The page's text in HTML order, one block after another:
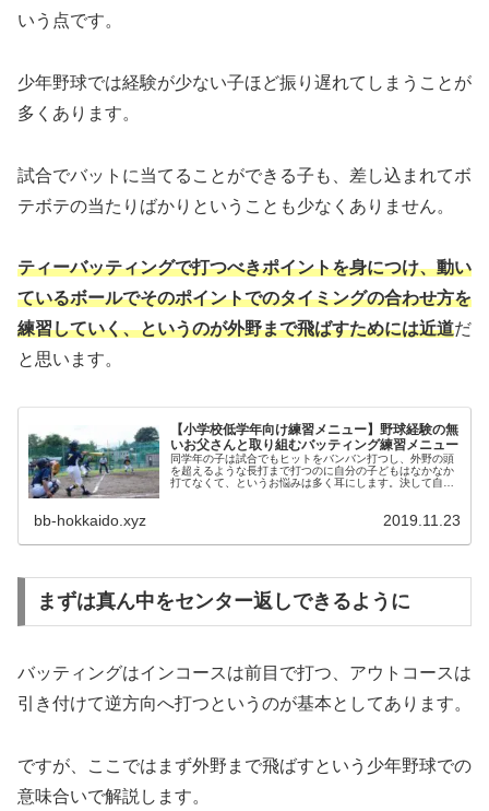
いう点です。
少年野球では経験が少ない子ほど振り遅れてしまうことが
多くあります。
試合でバットに当てることができる子も、差し込まれてボ
テボテの当たりばかりということも少なくありません。
ティーバッティングで打つべきポイントを身につけ、動い
ているボールでそのポイントでのタイミングの合わせ方を
練習していく、というのが外野まで飛ばすためには近道だ
と思います。
【小学校低学年向け練習メニュー】野球経験の無
いお父さんと取り組むバッティング練習メニュー
同学年の子は試合でもヒットをバンバン打つし、外野の頭
を超えるような長打まで打つのに自分の子どもはなかなか
打てなくて、というお悩みは多く耳にします。決して自分
bb-hokkaido.xyz 2019.11.23
まずは真ん中をセンター返しできるように
バッティングはインコースは前目で打つ、アウトコースは
引き付けて逆方向へ打つというのが基本としてあります。
ですが、ここではまず外野まで飛ばすという少年野球での
意味合いで解説します。